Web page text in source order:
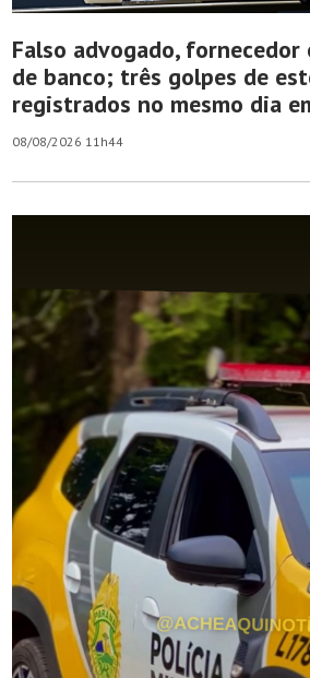
Falso advogado,
de banco; três golpes de
registrados no mesmo dia
08/08/2026 11h44